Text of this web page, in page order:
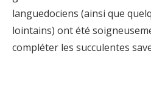
languedociens (ainsi que
lointains) ont été
compléter les succulentes